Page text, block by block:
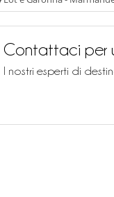
Contattaci per
I nostri esperti di